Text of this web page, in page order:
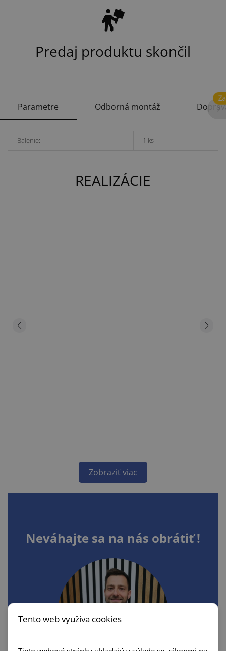
Predaj produktu skončil
Parametre Odborná montáž
Balenie: 1 ks
REALIZÁCIE
Zobraziť viac
Neváhajte sa na nás obrátiť !
Tento web využíva cookies